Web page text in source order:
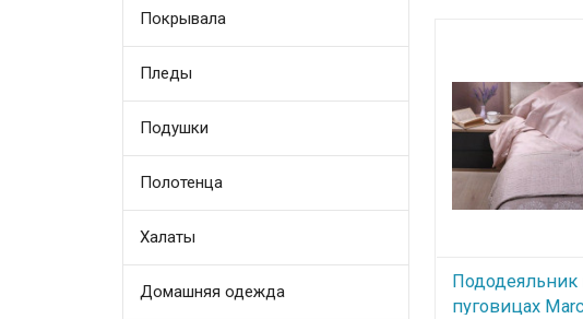
Покрывала
Пледы
Подушки
Полотенца
Халаты
Домашняя одежда
Пододеяльник
пуговицах